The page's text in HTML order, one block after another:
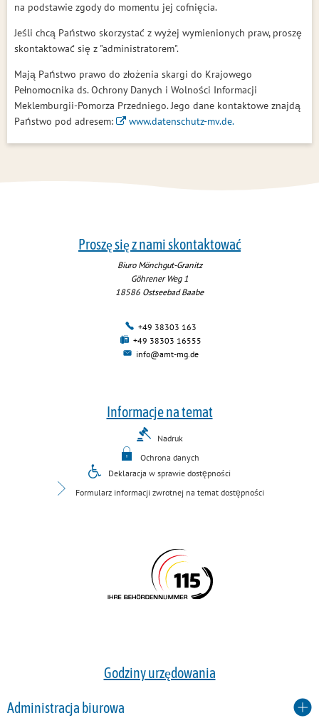
na podstawie zgody do momentu jej cofnięcia.
Jeśli chcą Państwo skorzystać z wyżej wymienionych praw, proszę
skontaktować się z "administratorem".
Mają Państwo prawo do złożenia skargi do Krajowego
Pełnomocnika ds. Ochrony Danych i Wolności Informacji
Meklemburgii-Pomorza Przedniego. Jego dane kontaktowe znajdą
Państwo pod adresem:
www.datenschutz-mv.de.
Proszę się z nami skontaktować
Biuro Mönchgut-Granitz
Göhrener Weg 1
18586 Ostseebad Baabe
+49 38303 163
+49 38303 16555
info@amt-mg.de
Informacje na temat
Nadruk
Ochrona danych
Deklaracja w sprawie dostępności
Formularz informacji zwrotnej na temat dostępności
Godziny urzędowania
Administracja biurowa